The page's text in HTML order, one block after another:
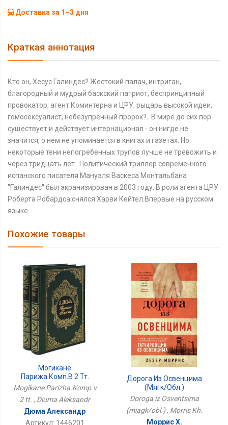
Доставка за 1–3 дня
Краткая аннотация
Кто он, Хесус Галиндес? Жестокий палач, интриган,
благородный и мудрый баскский патриот, беспринципный
провокатор, агент Коминтерна и ЦРУ, рыцарь высокой идеи,
гомосексуалист, небезупречный пророк?.. В мире до сих пор
существует и действует интернационал - он нигде не
значится, о нем не упоминается в книгах и газетах. Но
некоторые тени непогребенных трупов лучше не тревожить и
через тридцать лет...Политический триллер современного
испанского писателя Мануэля Васкеса Монтальбана
''Галиндес'' был экранизирован в 2003 году. В роли агента ЦРУ
Роберта Робардса снялся Харви Кейтел.Впервые на русском
языке.
Похожие товары
Могикане
Парижа.Комп.в 2 Тт.
Mogikane Parizha.Komp.v
2 tt. , Diuma Aleksandr
Дюма Александр
Артикул: 1446201
Дорога Из Освенцима
(мягк/обл.)
Doroga iz Osventsima
(miagk/obl.) , Morris Kh.
Моррис Х.